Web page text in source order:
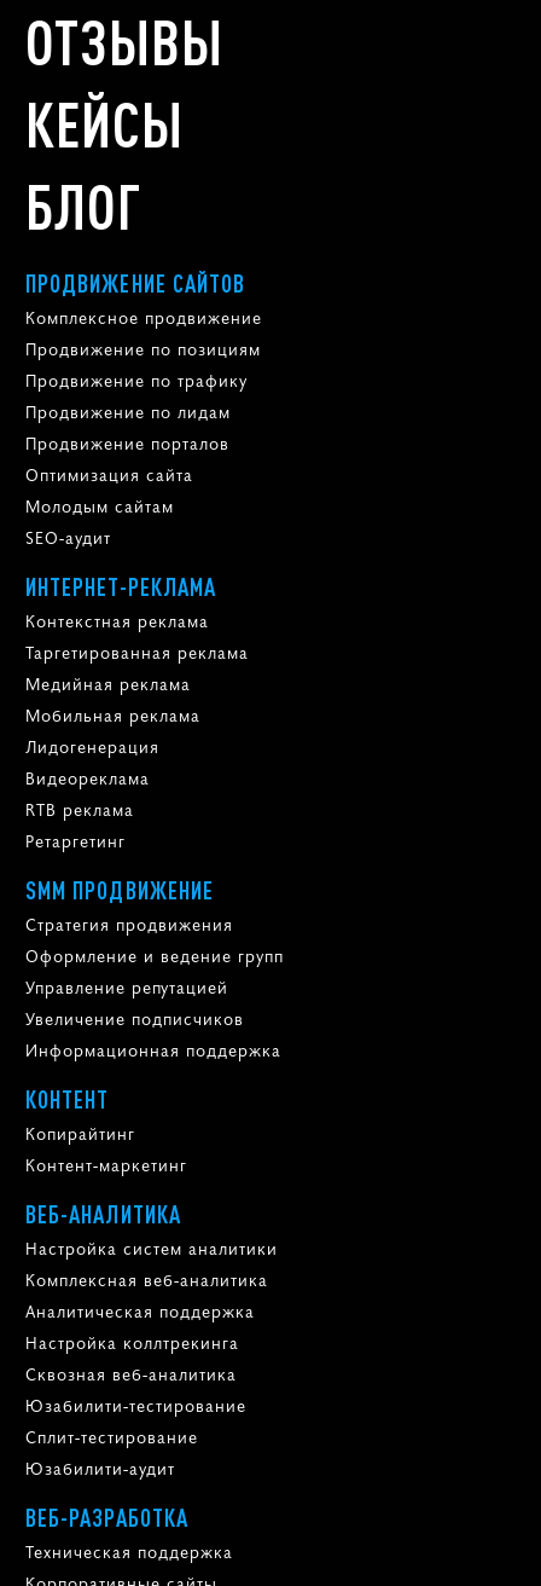
ОТЗЫВЫ
КЕЙСЫ
БЛОГ
ПРОДВИЖЕНИЕ САЙТОВ
Комплексное продвижение
Продвижение по позициям
Продвижение по трафику
Продвижение по лидам
Продвижение порталов
Оптимизация сайта
Молодым сайтам
SEO-аудит
ИНТЕРНЕТ-РЕКЛАМА
Контекстная реклама
Таргетированная реклама
Медийная реклама
Мобильная реклама
Лидогенерация
Видеореклама
RTB реклама
Ретаргетинг
SMM ПРОДВИЖЕНИЕ
Стратегия продвижения
Оформление и ведение групп
Управление репутацией
Увеличение подписчиков
Информационная поддержка
КОНТЕНТ
Копирайтинг
Контент-маркетинг
ВЕБ-АНАЛИТИКА
Настройка систем аналитики
Комплексная веб-аналитика
Аналитическая поддержка
Настройка коллтрекинга
Сквозная веб-аналитика
Юзабилити-тестирование
Сплит-тестирование
Юзабилити-аудит
ВЕБ-РАЗРАБОТКА
Техническая поддержка